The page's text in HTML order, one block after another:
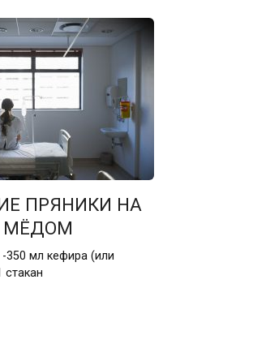
ПРЯНИКИ НА
МЁДОМ
-350 мл кефира (или
стакан